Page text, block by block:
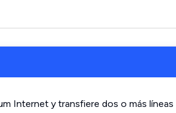
Internet y transfiere dos o más líneas